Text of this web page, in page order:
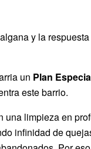
y la
un Plan
este barrio.
una limpieza en
infinidad de